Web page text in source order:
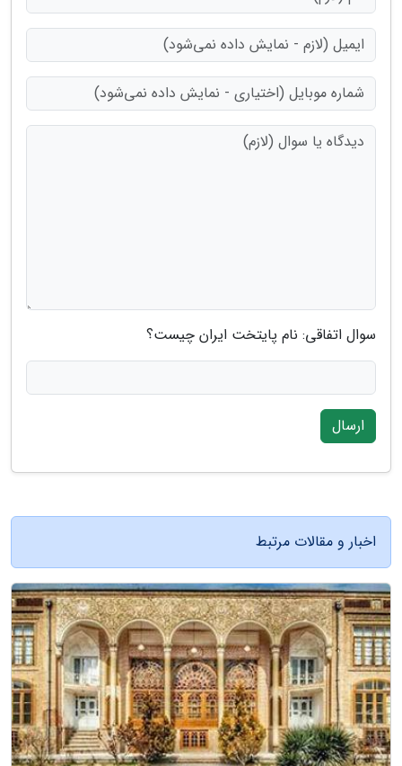
سوال اتفاقی: نام پایتخت ایران چیست؟
ارسال
اخبار و مقالات مرتبط